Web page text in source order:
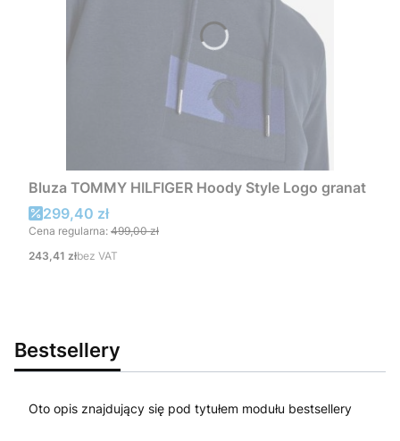
Bluza TOMMY HILFIGER Hoody Style Logo granat
Cena promocyjna
299,40 zł
Cena regularna: 499,00 zł
Cena
243,41 złbez VAT
Bestsellery
Oto opis znajdujący się pod tytułem modułu bestsellery